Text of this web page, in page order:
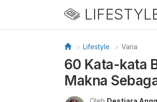
Lifestyle Varia
60 Kata-kata
Makna